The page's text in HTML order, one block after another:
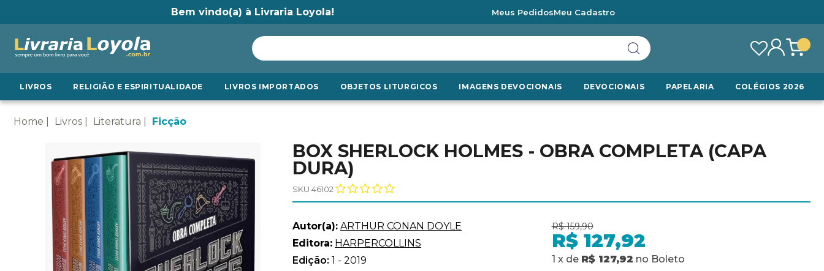
Bem vindo(a) à Livraria Loyola! Meus PedidosMeu Cadastro
LIVROS RELIGIÃO E ESPIRITUALIDADE LIVROS IMPORTADOS OBJETOS LITURGICOS IMAGENS DEVOCIONAIS DEVOCIONAIS PAPELARIA COLÉGIOS 2026
Home Livros Literatura Ficção
BOX SHERLOCK HOLMES - OBRA COMPLETA (CAPA
DURA)
SKU 46102
Autor(a): ARTHUR CONAN DOYLE
Editora: HARPERCOLLINS
Edição: 1 - 2019
R$ 159,90
R$ 127,92
1 x de R$ 127,92 no Boleto